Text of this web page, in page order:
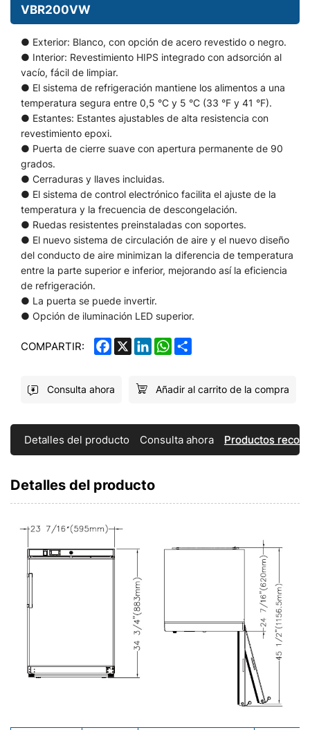
VBR200VW
● Exterior: Blanco, con opción de acero revestido o negro.
● Interior: Revestimiento HIPS integrado con adsorción al
vacío, fácil de limpiar.
● El sistema de refrigeración mantiene los alimentos a una
temperatura segura entre 0,5 °C y 5 °C (33 °F y 41 °F).
● Estantes: Estantes ajustables de alta resistencia con
revestimiento epoxi.
● Puerta de cierre suave con apertura permanente de 90
grados.
● Cerraduras y llaves incluidas.
● El sistema de control electrónico facilita el ajuste de la
temperatura y la frecuencia de descongelación.
● Ruedas resistentes preinstaladas con soportes.
● El nuevo sistema de circulación de aire y el nuevo diseño
del conducto de aire minimizan la diferencia de temperatura
entre la parte superior e inferior, mejorando así la eficiencia
de refrigeración.
● La puerta se puede invertir.
● Opción de iluminación LED superior.
COMPARTIR: FACEBOOK
X LINKEDINWHATSAPP
Consulta ahora Añadir al carrito de la compra
Detalles del producto Consulta ahora Productos
Detalles del producto